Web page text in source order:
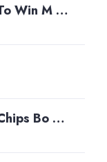
Win M …
Bo …